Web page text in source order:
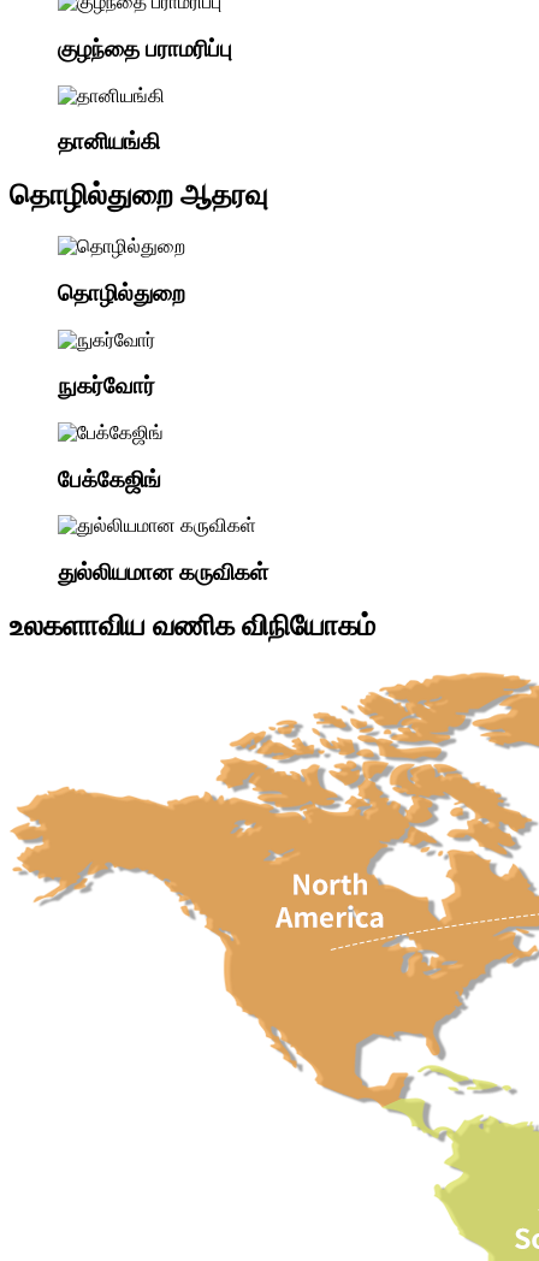
குழந்தை பராமரிப்பு
தானியங்கி
தொழில்துறை ஆதரவு
தொழில்துறை
நுகர்வோர்
பேக்கேஜிங்
துல்லியமான கருவிகள்
உலகளாவிய வணிக விநியோகம்